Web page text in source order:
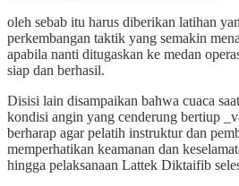
oleh sebab itu harus diberikan latihan
perkembangan taktik yang semakin
apabila nanti ditugaskan ke medan
siap dan berhasil.
Disisi lain disampaikan bahwa cuaca
kondisi angin yang cenderung bertiup
berharap agar pelatih instruktur dan
memperhatikan keamanan dan
hingga pelaksanaan Lattek Diktaifib